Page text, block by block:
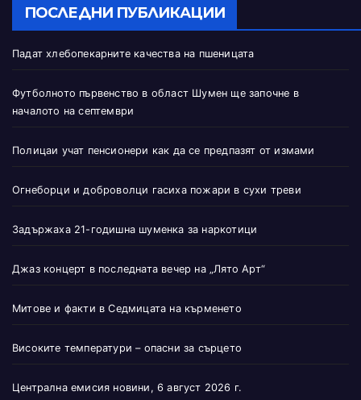
ПОСЛЕДНИ ПУБЛИКАЦИИ
Падат хлебопекарните качества на пшеницата
Футболното първенство в област Шумен ще започне в
началото на септември
Полицаи учат пенсионери как да се предпазят от измами
Огнеборци и доброволци гасиха пожари в сухи треви
Задържаха 21-годишна шуменка за наркотици
Джаз концерт в последната вечер на „Лято Арт“
Митове и факти в Седмицата на кърменето
Високите температури – опасни за сърцето
Централна емисия новини, 6 август 2026 г.